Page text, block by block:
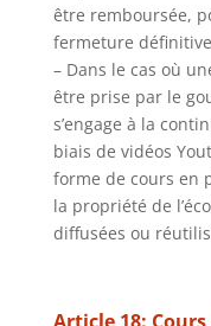
être remboursée,
fermeture définitive
– Dans le cas où
être prise par le
s’engage à la
biais de vidéos
forme de cours en
la propriété de
diffusées ou